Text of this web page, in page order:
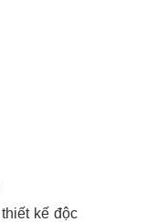
kế độc